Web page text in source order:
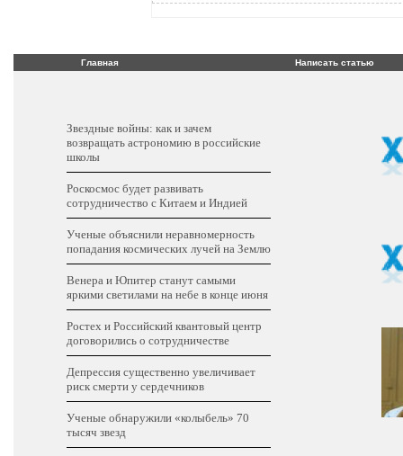
Главная Написать статью
Звездные войны: как и зачем
возвращать астрономию в российские
школы
Роскосмос будет развивать
сотрудничество с Китаем и Индией
Ученые объяснили неравномерность
попадания космических лучей на Землю
Венера и Юпитер станут самыми
яркими светилами на небе в конце июня
Ростех и Российский квантовый центр
договорились о сотрудничестве
Депрессия существенно увеличивает
риск смерти у сердечников
Ученые обнаружили «колыбель» 70
тысяч звезд